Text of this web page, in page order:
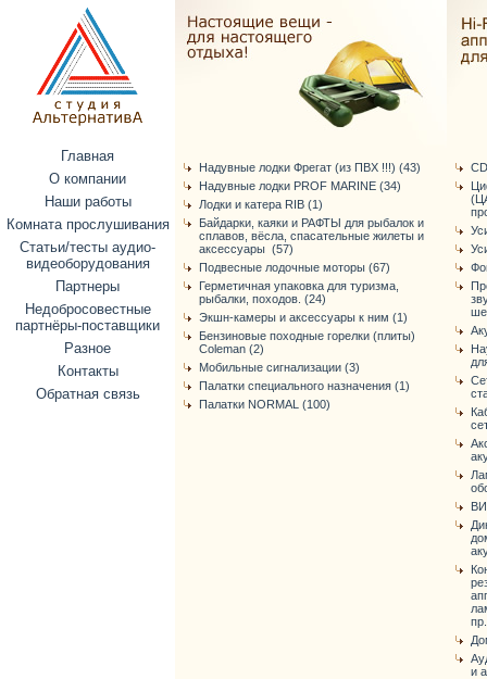
Главная
О компании
Наши работы
Комната прослушивания
Статьи/тесты аудио-
видеоборудования
Партнеры
Недобросовестные
партнёры-поставщики
Разное
Контакты
Обратная связь
Надувные лодки Фрегат (из ПВХ !!!) (43)
Надувные лодки PROF MARINE (34)
Лодки и катера RIB (1)
Байдарки, каяки и РАФТЫ для рыбалок и
сплавов, вёсла, спасательные жилеты и
аксессуары (57)
Подвесные лодочные моторы (67)
Герметичная упаковка для туризма,
рыбалки, походов. (24)
Экшн-камеры и аксессуары к ним (1)
Бензиновые походные горелки (плиты)
Coleman (2)
Мобильные сигнализации (3)
Палатки специального назначения (1)
Палатки NORMAL (100)
и